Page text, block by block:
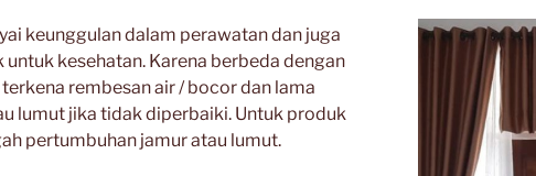
keunggulan dalam perawatan dan juga
kesehatan. Karena berbeda dengan
rembesan air / bocor dan lama
lumut jika tidak diperbaiki. Untuk produk
pertumbuhan jamur atau lumut.